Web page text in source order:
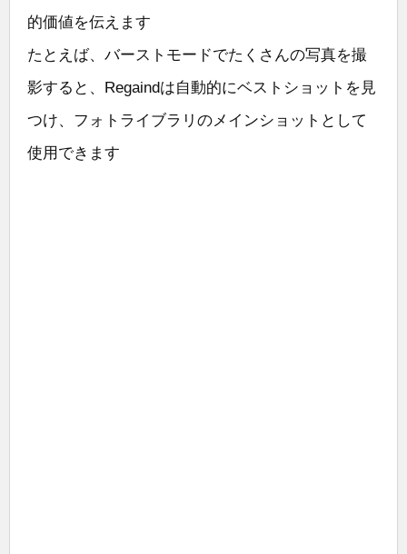
的価値を伝えます
たとえば、バーストモードでたくさんの写真を撮
影すると、Regaindは自動的にベストショットを見
つけ、フォトライブラリのメインショットとして
使用できます